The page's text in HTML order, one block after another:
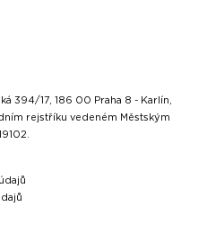
394/17, 186 00 Praha 8 - Karlín,
rejstříku vedeném Městským